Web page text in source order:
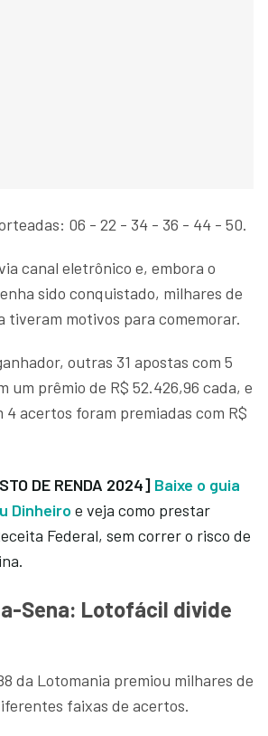
06 - 22 - 34 - 36 - 44 - 50.
canal eletrônico e, embora o
sido conquistado, milhares de
tiveram motivos para comemorar.
outras 31 apostas com 5
um prêmio de R$ 52.426,96 cada, e
4 acertos foram premiadas com R$
DE RENDA 2024] Baixe o guia
Dinheiro e veja como prestar
Federal, sem correr o risco de
Sena: Lotofácil divide
da Lotomania premiou milhares de
faixas de acertos.